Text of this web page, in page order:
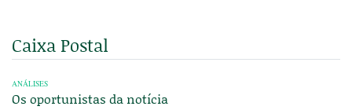
Caixa Postal
ANÁLISES
Os oportunistas da notícia